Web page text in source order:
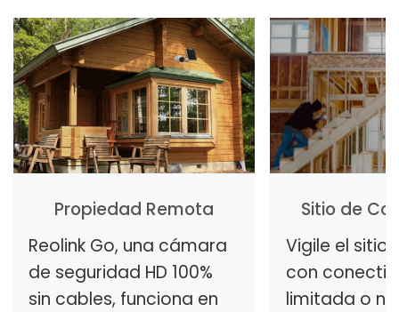
Propiedad Remota
Reolink Go, una cámara
de seguridad HD 100%
sin cables, funciona en
Sitio de
Vigile el sitio
con
limitada o